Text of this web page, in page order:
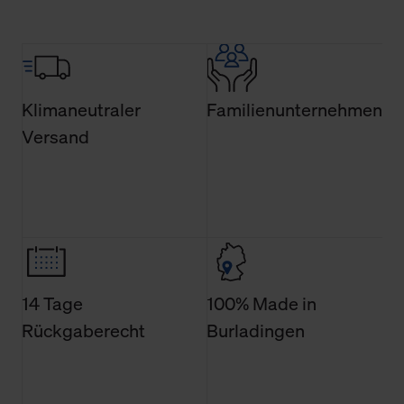
Verwendung der Cookies sowie die bis zum Zeitpunkt der
Änderung gesammelten Daten.
Technologien sowie die Nutzung Ihrer persönlichen Daten
Klimaneutraler
Versand
Familienunternehmen
14 Tage
Rückgaberecht
100% Made in
Burladingen